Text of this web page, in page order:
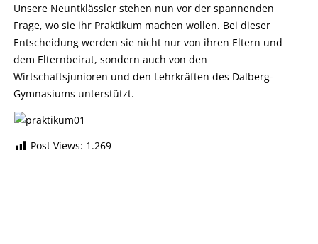
Unsere Neuntklässler stehen nun vor der spannenden
Frage, wo sie ihr Praktikum machen wollen. Bei dieser
Entscheidung werden sie nicht nur von ihren Eltern und
dem Elternbeirat, sondern auch von den
Wirtschaftsjunioren und den Lehrkräften des Dalberg-
Gymnasiums unterstützt.
Post Views: 1.269